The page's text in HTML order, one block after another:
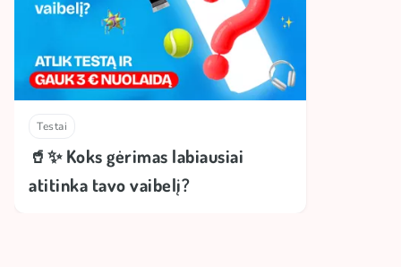
Testai
🥤✨ Koks gėrimas labiausiai
atitinka tavo vaibelį?